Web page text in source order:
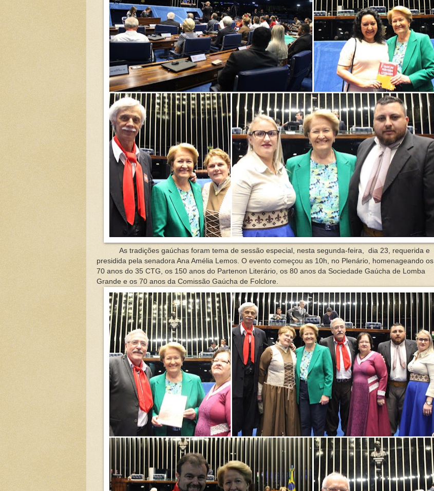
As tradições gaúchas foram tema de sessão especial, nesta segunda-feira, dia 23, requerida e
presidida pela senadora Ana Amélia Lemos. O evento começou as 10h, no Plenário, homenageando os
70 anos do 35 CTG, os 150 anos do Partenon Literário, os 80 anos da Sociedade Gaúcha de Lomba
Grande e os 70 anos da Comissão Gaúcha de Folclore.